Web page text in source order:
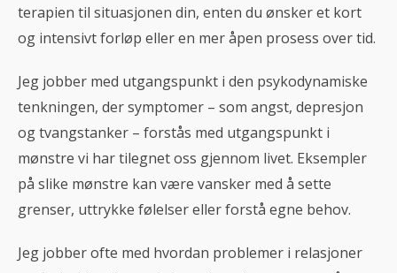
terapien til situasjonen din, enten du ønsker et kort
og intensivt forløp eller en mer åpen prosess over tid.
Jeg jobber med utgangspunkt i den psykodynamiske
tenkningen, der symptomer – som angst, depresjon
og tvangstanker – forstås med utgangspunkt i
mønstre vi har tilegnet oss gjennom livet. Eksempler
på slike mønstre kan være vansker med å sette
grenser, uttrykke følelser eller forstå egne behov.
Jeg jobber ofte med hvordan problemer i relasjoner